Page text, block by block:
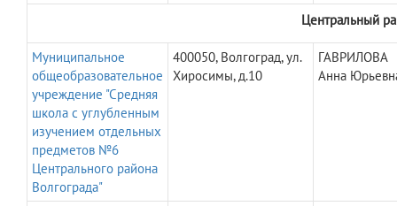
Центральный
Муниципальное
общеобразовательное
учреждение "Средняя
школа с углубленным
изучением отдельных
предметов №6
Центрального района
Волгограда"
400050, Волгоград, ул.
Хиросимы, д.10
ГАВРИЛОВА
Анна